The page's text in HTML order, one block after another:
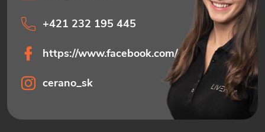
+421 232 195 445
https://www.facebook.com/ceranosk
cerano_sk